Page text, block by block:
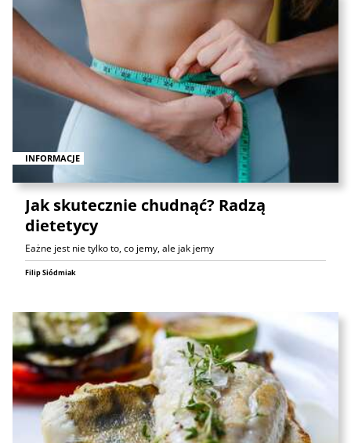
INFORMACJE
Jak skutecznie chudnąć? Radzą
dietetycy
Eażne jest nie tylko to, co jemy, ale jak jemy
Filip Siódmiak